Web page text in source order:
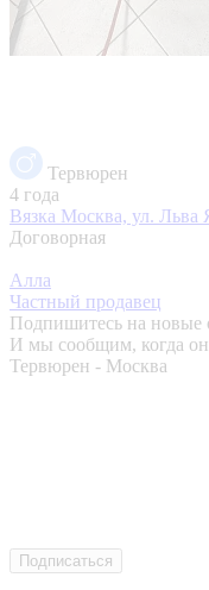
Тервюрен
4 года
Вязка Москва, ул. Льва
Договорная
Алла
Частный продавец
Подпишитесь на новые
И мы сообщим, когда
Тервюрен - Москва
Подписаться